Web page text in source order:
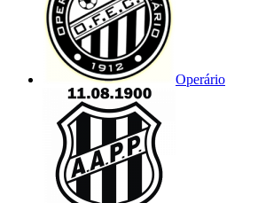
Operário